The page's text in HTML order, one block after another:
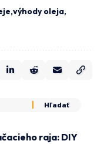
výhody oleja
raja: DIY